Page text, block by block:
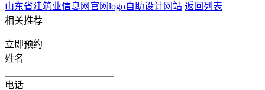
山东省建筑业信息网官网logo自助设计网站 返回列表
相关推荐
立即预约
姓名
电话